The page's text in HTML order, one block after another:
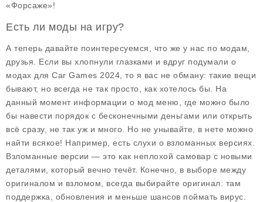
«Форсаже»!
Есть ли моды на игру?
А теперь давайте поинтересуемся, что же у нас по модам,
друзья. Если вы хлопнули глазками и вдруг подумали о
модах для Car Games 2024 , то я вас не обману: такие вещи
бывают, но всегда не так просто, как хотелось бы. На
данный момент информации о мод меню, где можно было
бы навести порядок с бесконечными деньгами или открыть
всё сразу, не так уж и много. Но не унывайте, в нете можно
найти всякое! Например, есть слухи о взломанных версиях.
Взломанные версии — это как неплохой самовар с новыми
деталями, который вечно течёт. Конечно, в выборе между
оригиналом и взломом, всегда выбирайте оригинал: там
поддержка, обновления и меньше шансов поймать вирус.